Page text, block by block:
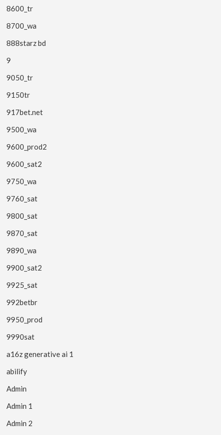
8600_tr
8700_wa
888starz bd
9
9050_tr
9150tr
917bet.net
9500_wa
9600_prod2
9600_sat2
9750_wa
9760_sat
9800_sat
9870_sat
9890_wa
9900_sat2
9925_sat
992betbr
9950_prod
9990sat
a16z generative ai 1
abilify
Admin
Admin 1
Admin 2